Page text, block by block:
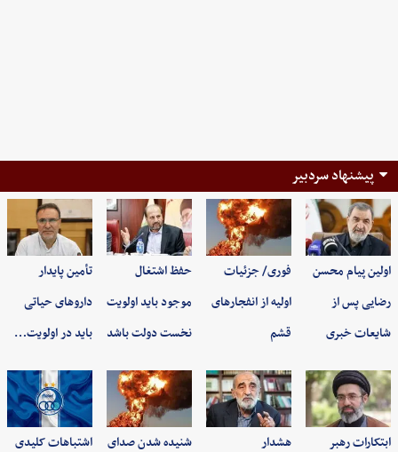
پیشنهاد سردبیر
اولین پیام محسن
رضایی پس از
شایعات خبری
فوری/ جزئیات
اولیه از انفجارهای
قشم
حفظ اشتغال
موجود باید اولویت
نخست دولت باشد
تأمین پایدار
داروهای حیاتی
باید در اولویت…
ابتکارات رهبر هشدار شنیده شدن صدای اشتباهات کلیدی